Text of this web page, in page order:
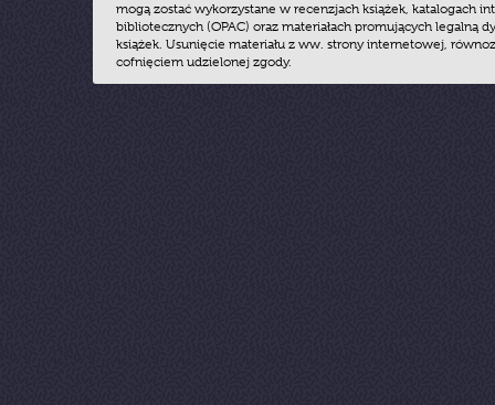
mogą zostać wykorzystane w recenzjach książek, katalogach
bibliotecznych (OPAC) oraz materiałach promujących legalną
książek. Usunięcie materiału z ww. strony internetowej,
cofnięciem udzielonej zgody.